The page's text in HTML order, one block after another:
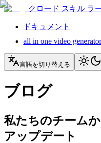
クロード スキル ラ
ドキュメント
all in one video generator
言語を切り替える
ブログ
私たちのチーム
アップデート